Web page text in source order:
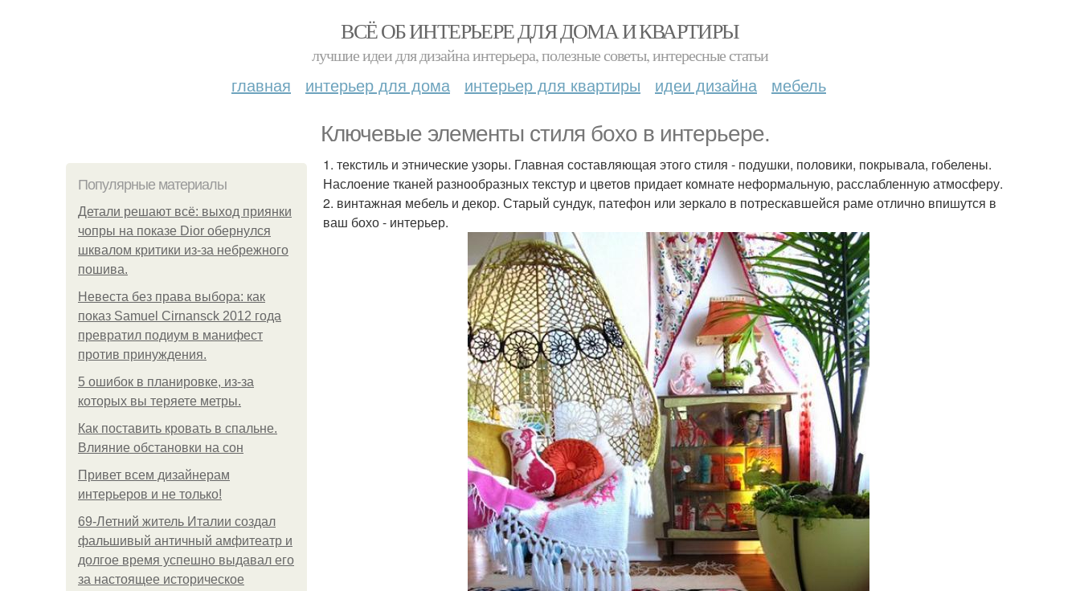
ВСЁ ОБ ИНТЕРЬЕРЕ ДЛЯ ДОМА И КВАРТИРЫ
лучшие идеи для дизайна интерьера, полезные советы, интересные статьи
главная интерьер для дома интерьер для квартиры идеи дизайна мебель
Ключевые элементы стиля бохо в интерьере.
Популярные материалы
Детали решают всё: выход приянки
чопры на показе Dior обернулся
шквалом критики из-за небрежного
пошива.
Невеста без права выбора: как
показ Samuel Cirnansck 2012 года
превратил подиум в манифест
против принуждения.
5 ошибок в планировке, из-за
которых вы теряете метры.
Как поставить кровать в спальне.
Влияние обстановки на сон
Привет всем дизайнерам
интерьеров и не только!
69-Летний житель Италии создал
фальшивый античный амфитеатр и
долгое время успешно выдавал его
за настоящее историческое
1. текстиль и этнические узоры. Главная составляющая этого стиля - подушки, половики, покрывала, гобелены.
Наслоение тканей разнообразных текстур и цветов придает комнате неформальную, расслабленную атмосферу.
2. винтажная мебель и декор. Старый сундук, патефон или зеркало в потрескавшейся раме отлично впишутся в
ваш бохо - интерьер.